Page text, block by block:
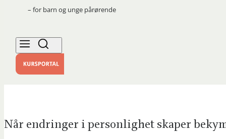
– for barn og unge pårørende
Når endringer i personlighet skaper